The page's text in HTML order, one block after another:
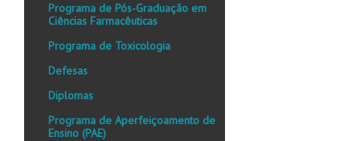
Programa de Pós-Graduação em
Ciências Farmacêuticas
Programa de Toxicologia
Defesas
Diplomas
Programa de Aperfeiçoamento de
Ensino (PAE)